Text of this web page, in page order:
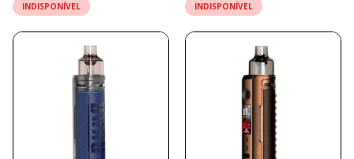
INDISPONÍVEL INDISPONÍVEL